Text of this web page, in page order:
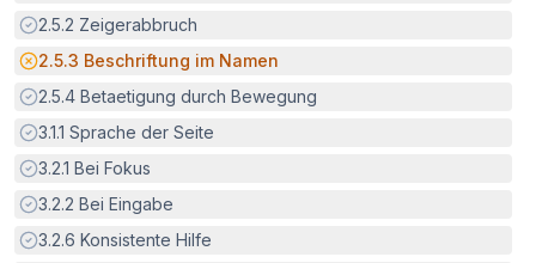
Erfüllt:
2.5.2 Zeigerabbruch
Potenzielle Barriere:
2.5.3 Beschriftung im Namen
Erfüllt:
2.5.4 Betaetigung durch Bewegung
Erfüllt:
3.1.1 Sprache der Seite
Erfüllt:
3.2.1 Bei Fokus
Erfüllt:
3.2.2 Bei Eingabe
Erfüllt:
3.2.6 Konsistente Hilfe